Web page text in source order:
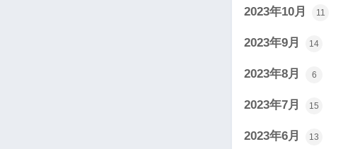
2023年10月 11
2023年9月 14
2023年8月 6
2023年7月 15
2023年6月 13